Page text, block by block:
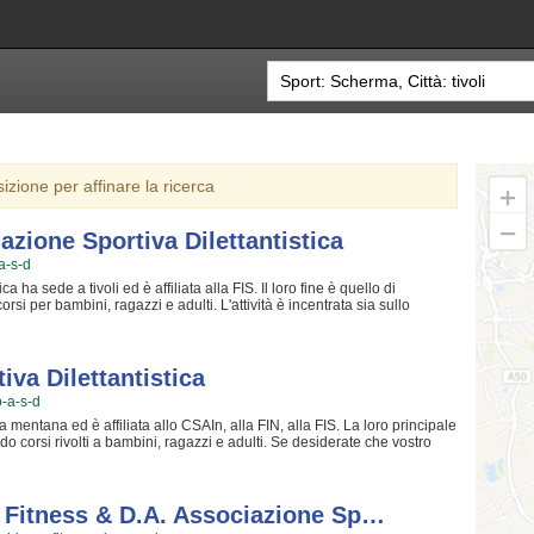
per affinare la ricerca
Sportiva Dilettantistica
s-d
ha sede a tivoli ed è affiliata alla FIS. Il loro fine è quello di
per bambini, ragazzi e adulti. L'attività è incentrata sia sullo
implementazione di quelle qualità personali che si acquisiscono
motivo gli allenatori sono tra i più preparati della zona e sono in
Associazione Sportiva Dilettantistica crede fin dalla sua
chiave per migliorare e superare i propri limiti personali rendono la
stupiti. Narvalo Tivoli Scherma Associazione Sportiva Dilettantistica
allenarti, istruttori qualificati e un ambiente amichevole. Se vuoi
puoi venire in sede o mandare un messaggio cliccando sul
Dilettantistica
a-s-d
ed è affiliata allo CSAIn, alla FIN, alla FIS. La loro principale
corsi rivolti a bambini, ragazzi e adulti. Se desiderate che vostro
Le arti marziali è sicuramente lo sport giusto. I loro maestri
restando sempre nell'ottica di sviluppare i talenti e le capacità
Dilettantistica da sempre accoglie i bambini e i ragazzi di
sicuramente uno sfogo e uno svago e tanti nuovi amici. Gli
del calendario scolastico mentre le gare si tengono
& D.a. Associazione Sp…